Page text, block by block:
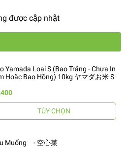
được cập nhật
Yamada Loại S (Bao Trắng - Chưa In
Hoặc Bao Hồng) 10kg ヤマダお米 S
TÙY CHỌN
Muống - 空心菜